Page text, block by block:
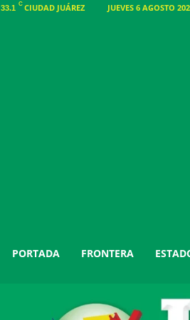
33.1 C CIUDAD JUÁREZ JUEVES 6 AGOSTO
PORTADA FRONTERA